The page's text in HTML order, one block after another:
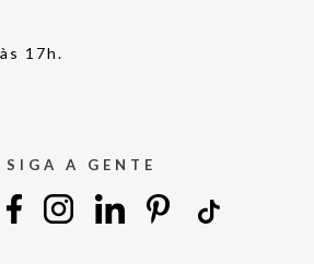
17h.
SIGA A GENTE